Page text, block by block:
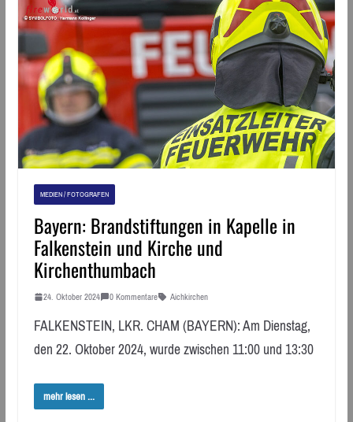
MEDIEN / FOTOGRAFEN
Bayern: Brandstiftungen in Kapelle in
Falkenstein und Kirche und
Kirchenthumbach
24. Oktober 2024 0 Kommentare Aichkirchen
FALKENSTEIN, LKR. CHAM (BAYERN): Am Dienstag,
den 22. Oktober 2024, wurde zwischen 11:00 und 13:30
mehr lesen ...